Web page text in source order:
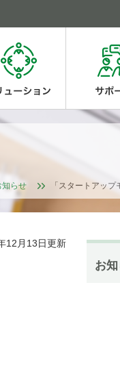
知らせ 「スタートアッ
12月13日更新
お